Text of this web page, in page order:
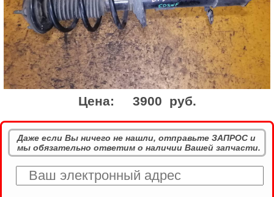
Цена: 3900 руб.
Даже если Вы ничего не нашли, отправьте ЗАПРОС и
мы обязательно ответим о наличии Вашей запчасти.